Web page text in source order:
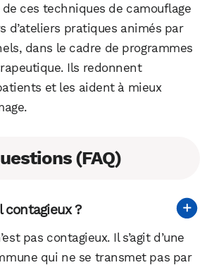
de ces techniques de camouflage
d’ateliers pratiques animés par
dans le cadre de programmes
Ils redonnent
et les aident à mieux
(FAQ)
contagieux ?
pas contagieux. Il s’agit d’une
qui ne se transmet pas par